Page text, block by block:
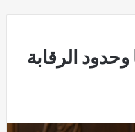
الرقابة